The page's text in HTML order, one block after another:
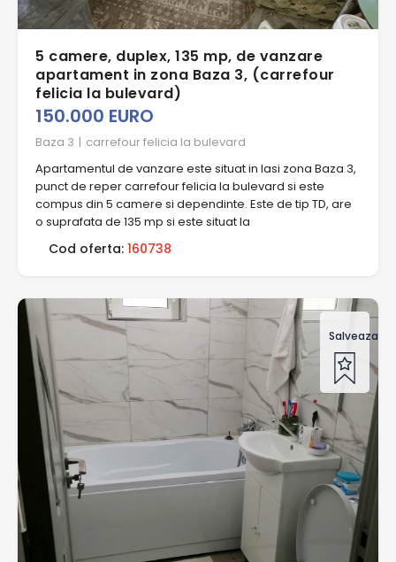
5 camere, duplex, 135 mp, de vanzare
apartament in zona Baza 3, (carrefour
felicia la bulevard)
150.000 EURO
Baza 3 | carrefour felicia la bulevard
Apartamentul de vanzare este situat in Iasi zona Baza 3,
punct de reper carrefour felicia la bulevard si este
compus din 5 camere si dependinte. Este de tip TD, are
o suprafata de 135 mp si este situat la
Cod oferta: 160738
Salveaza